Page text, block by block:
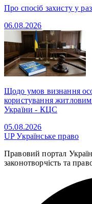
Про спосіб захисту у
06.08.2026
Щодо умов визнання
користування
України - КЦС
05.08.2026
UPУкраїнське право
Правовий портал
законотворчість та